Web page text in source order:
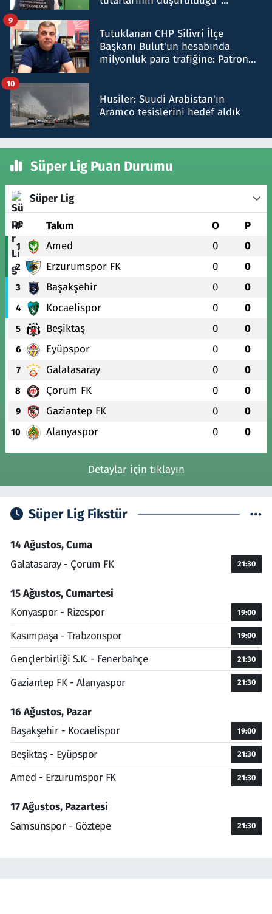
Tutuklanan CHP Silivri İlçe
Başkanı Bulut'un hesabında
milyonluk para trafiğine: Patron
9
Husiler: Suudi Arabistan'ın
Aramco tesislerini hedef aldık
10
Süper Lig Puan Durumu
Süper Lig
# Takım O P
1 Amed 0 0
2 Erzurumspor FK 0 0
3 Başakşehir 0 0
4 Kocaelispor 0 0
5 Beşiktaş 0 0
6 Eyüpspor 0 0
7 Galatasaray 0 0
8 Çorum FK 0 0
9 Gaziantep FK 0 0
10 Alanyaspor 0 0
Detaylar için tıklayın
Süper Lig Fikstür
14 Ağustos, Cuma
Galatasaray - Çorum FK
21:30
15 Ağustos, Cumartesi
Konyaspor - Rizespor
19:00
Kasımpaşa - Trabzonspor 19:00
Gençlerbirliği S.K. - Fenerbahçe 21:30
Gaziantep FK - Alanyaspor 21:30
16 Ağustos, Pazar
Başakşehir - Kocaelispor
19:00
Beşiktaş - Eyüpspor 21:30
Amed - Erzurumspor FK 21:30
17 Ağustos, Pazartesi
Samsunspor - Göztepe
21:30